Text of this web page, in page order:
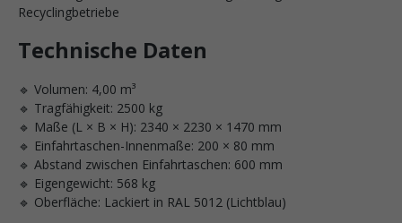
Recyclingbetriebe
Technische Daten
🔹 Volumen: 4,00 m³
🔹 Tragfähigkeit: 2500 kg
🔹 Maße (L × B × H): 2340 × 2230 × 1470 mm
🔹 Einfahrtaschen-Innenmaße: 200 × 80 mm
🔹 Abstand zwischen Einfahrtaschen: 600 mm
🔹 Eigengewicht: 568 kg
🔹 Oberfläche: Lackiert in RAL 5012 (Lichtblau)